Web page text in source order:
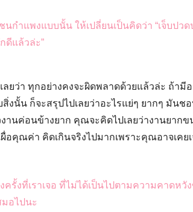
กำแพงแบบนั้น ให้เปลี่ยนเป็นคิดว่า “เจ็บปว
ดีแล้วล่ะ”
ยว่า ทุกอย่างคงจะผิดพลาดด้วยแล้วล่ะ ถ้ามีอ
สิ่งนั้น ก็จะสรุปไปเลยว่าอะไรแย่ๆ ยากๆ มันช
านค่อนข้างยาก คุณจะคิดไปเลยว่างานยาก
อคุณค่า คิดเกินจริงไปมากเพราะคุณอาจเคย
รั้งที่เราเจอ ที่ไม่ได้เป็นไปตามความคาดหวั
มอไปนะ